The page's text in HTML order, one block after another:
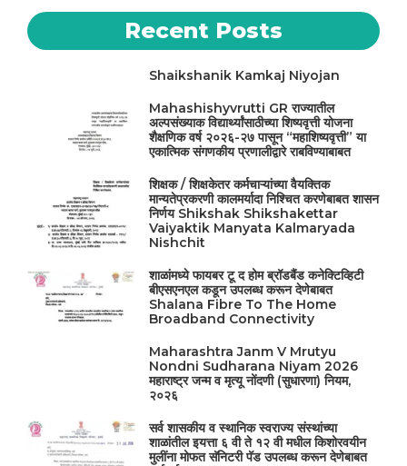
Recent Posts
Shaikshanik Kamkaj Niyojan
Mahashishyvrutti GR राज्यातील
अल्पसंख्याक विद्यार्थ्यांसाठीच्या शिष्यवृत्ती योजना
शैक्षणिक वर्ष २०२६-२७ पासून “महाशिष्यवृत्ती” या
एकात्मिक संगणकीय प्रणालीद्वारे राबविण्याबाबत
शिक्षक / शिक्षकेतर कर्मचाऱ्यांच्या वैयक्तिक
मान्यतेप्रकरणी कालमर्यादा निश्चित करणेबाबत शासन
निर्णय Shikshak Shikshakettar
Vaiyaktik Manyata Kalmaryada
Nishchit
शाळांमध्ये फायबर टू द होम ब्रॉडबैंड कनेक्टिव्हिटी
बीएसएनएल कडून उपलब्ध करून देणेबाबत
Shalana Fibre To The Home
Broadband Connectivity
Maharashtra Janm V Mrutyu
Nondni Sudharana Niyam 2026
महाराष्ट्र जन्म व मृत्यू नोंदणी (सुधारणा) नियम,
२०२६
सर्व शासकीय व स्थानिक स्वराज्य संस्थांच्या
शाळांतील इयत्ता ६ वी ते १२ वी मधील किशोरवयीन
मुलींना मोफत सॅनिटरी पॅड उपलब्ध करून देणेबाबत